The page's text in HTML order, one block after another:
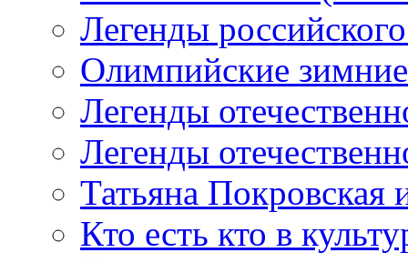
Легенды
Олимпийские
Легенды
Легенды
Татьяна Покровская
Кто есть кто в